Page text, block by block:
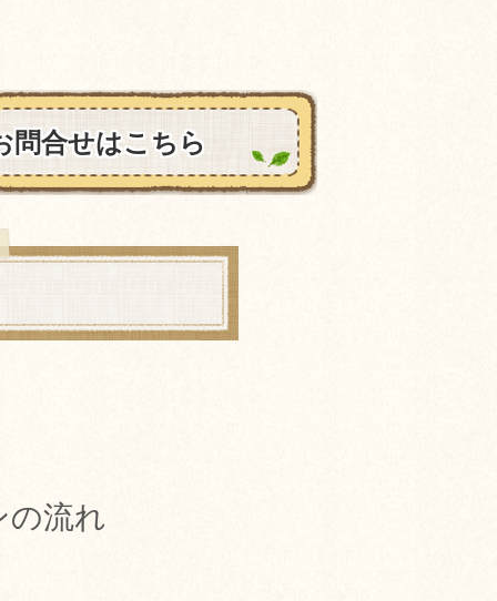
問合せはこちら
の流れ